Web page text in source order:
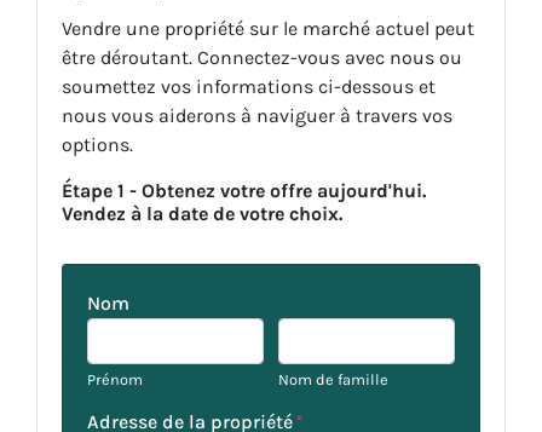
Vendre une propriété sur le marché actuel peut
être déroutant. Connectez-vous avec nous ou
soumettez vos informations ci-dessous et
nous vous aiderons à naviguer à travers vos
options.
Étape 1 - Obtenez votre offre aujourd'hui.
Vendez à la date de votre choix.
Nom
Prénom Nom de famille
Adresse de la propriété*